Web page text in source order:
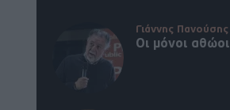
Γιάννης Πανούσης
Οι μόνοι αθώοι